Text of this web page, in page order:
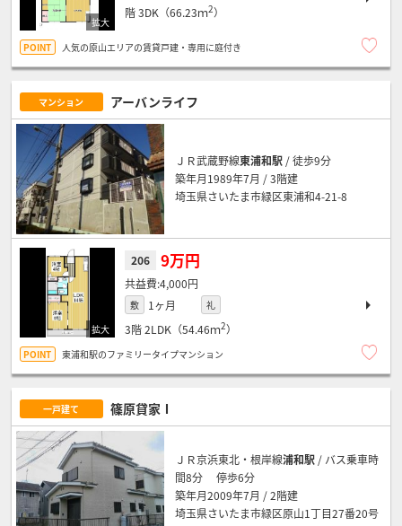
階3DK（66.23ｍ2）
人気の原山エリアの賃貸戸建・専用に庭付き
マンション アーバンライフ
ＪＲ武蔵野線東浦和駅 / 徒歩9分
築年月1989年7月 / 3階建
埼玉県さいたま市緑区東浦和4-21-8
206 9万円
4,000円
敷 1ヶ月 礼
3階2LDK（54.46ｍ2）
東浦和駅のファミリータイプマンション
一戸建て 篠原貸家Ⅰ
ＪＲ京浜東北・根岸線浦和駅 / バス乗車時
間8分 停歩6分
築年月2009年7月 / 2階建
埼玉県さいたま市緑区原山1丁目27番20号